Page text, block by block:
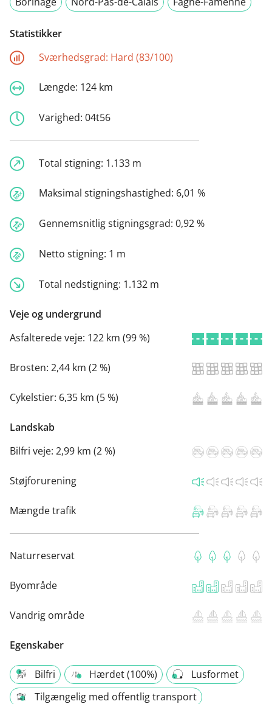
Statistikker
Sværhedsgrad: Hard (83/100)
Længde: 124 km
Varighed: 04t56
Total stigning: 1.133 m
Maksimal stigningshastighed: 6,01 %
Gennemsnitlig stigningsgrad: 0,92 %
Netto stigning: 1 m
Total nedstigning: 1.132 m
Veje og undergrund
Asfalterede veje: 122 km (99 %)
Brosten: 2,44 km (2 %)
Cykelstier: 6,35 km (5 %)
Landskab
Bilfri veje: 2,99 km (2 %)
Støjforurening
Mængde trafik
Naturreservat
Byområde
Vandrig område
Egenskaber
Bilfri Hærdet (100%)
Lusformet
Tilgængelig med offentlig transport